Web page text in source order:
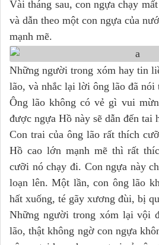
Vài tháng sau, con ngựa chạy
và dẫn theo một con ngựa của
mạnh mẽ.
Những người trong xóm hay tin
lão, và nhắc lại lời ông lão đã nói
Ông lão không có vẻ gì vui
được ngựa Hồ này sẽ dẫn đến tai
Con trai của ông lão rất thích
Hồ cao lớn mạnh mẽ thì rất
cưỡi nó chạy đi. Con ngựa này
loạn lên. Một lần, con ông lão
hất xuống, té gãy xương đùi, bị
Những người trong xóm lại vội
lão, thật không ngờ con ngựa